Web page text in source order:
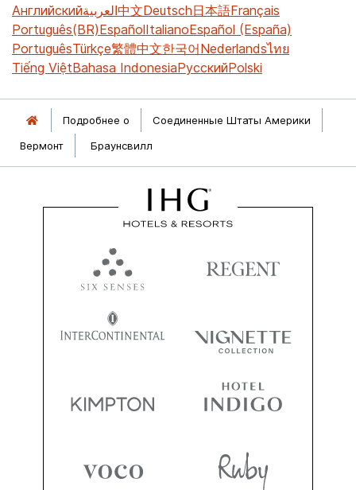
Английскийالعربية中文Deutsch日本語Français
Português(BR)EspañolItalianoEspañol (España)
PortuguêsTürkçe繁體中文한국어Nederlandsไทย
Tiếng ViệtBahasa IndonesiaРусскийPolski
Подробнее о
Соединенные Штаты Америки
Вермонт
Браунсвилл